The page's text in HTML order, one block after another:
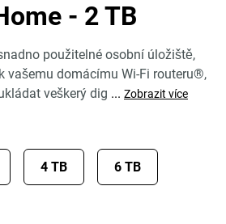
- 2 TB
použitelné osobní úložiště,
vašemu domácímu Wi-Fi routeru®,
veškerý dig ... Zobrazit více
4 TB 6 TB